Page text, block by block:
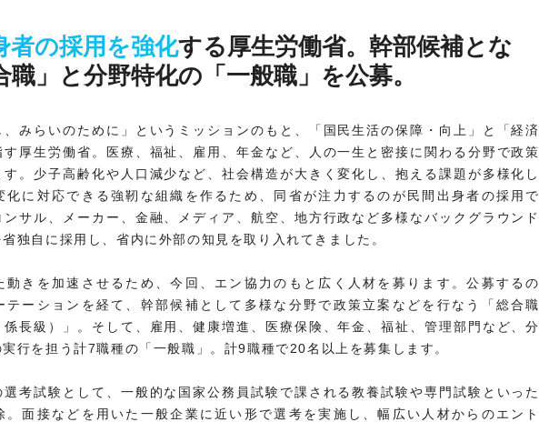
者の採用を強化する厚生労働省。幹部候補とな
職」と分野特化の「一般職」を公募。
、みらいのために」というミッションのもと、「国民生活の保障・向上」と「経済
す厚生労働省。医療、福祉、雇用、年金など、人の一生と密接に関わる分野で政策
す。少子高齢化や人口減少など、社会構造が大きく変化し、抱える課題が多様化し
化に対応できる強靭な組織を作るため、同省が注力するのが民間出身者の採用で
サル、メーカー、金融、メディア、航空、地方行政など多様なバックグラウンド
独自に採用し、省内に外部の知見を取り入れてきました。
動きを加速させるため、今回、エン協力のもと広く人材を募ります。公募するの
テーションを経て、幹部候補として多様な分野で政策立案などを行なう「総合職
係長級）」。そして、雇用、健康増進、医療保険、年金、福祉、管理部門など、分
行を担う計7職種の「一般職」。計9職種で20名以上を募集します。
選考試験として、一般的な国家公務員試験で課される教養試験や専門試験といった
。面接などを用いた一般企業に近い形で選考を実施し、幅広い人材からのエント